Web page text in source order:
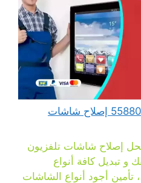
فني تصليح تلفزيونات 55880595 إصلاح شاشات
إصلاح شاشات تلفزيون
و تبديل كافة أنواع
تأمين أجود أنواع الشاشات